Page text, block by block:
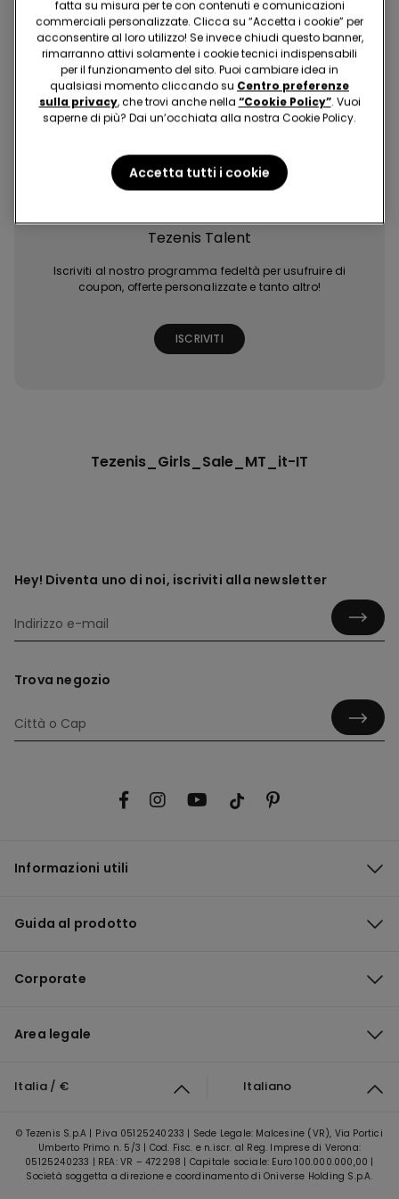
Acquista in modo facile e veloce, dove e quando vuoi!
Tezenis Talent
Iscriviti al nostro programma fedeltà per usufruire di
coupon, offerte personalizzate e tanto altro!
ISCRIVITI
Tezenis_Girls_Sale_MT_it-IT
Hey! Diventa uno di noi, iscriviti alla newsletter
Trova negozio
Informazioni utili
Guida al prodotto
Corporate
Area legale
Italia / € Italiano
© Tezenis S.p.A | P.iva 05125240233 | Sede Legale: Malcesine (VR), Via Portici
Umberto Primo n. 5/3 | Cod. Fisc. e n.iscr. al Reg. Imprese di Verona:
05125240233 | REA: VR – 472298 | Capitale sociale: Euro 100.000.000,00 |
Società soggetta a direzione e coordinamento di Oniverse Holding S.p.A.
fatta su misura per te con contenuti e comunicazioni
commerciali personalizzate. Clicca su “Accetta i cookie” per
acconsentire al loro utilizzo! Se invece chiudi questo banner,
rimarranno attivi solamente i cookie tecnici indispensabili
per il funzionamento del sito. Puoi cambiare idea in
qualsiasi momento cliccando su Centro preferenze
sulla privacy, che trovi anche nella “Cookie Policy”. Vuoi
saperne di più? Dai un’occhiata alla nostra Cookie Policy.
Accetta tutti i cookie